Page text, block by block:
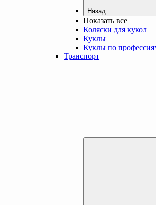
Назад
Показать все
Коляски для кукол
Куклы
Куклы по
Транспорт